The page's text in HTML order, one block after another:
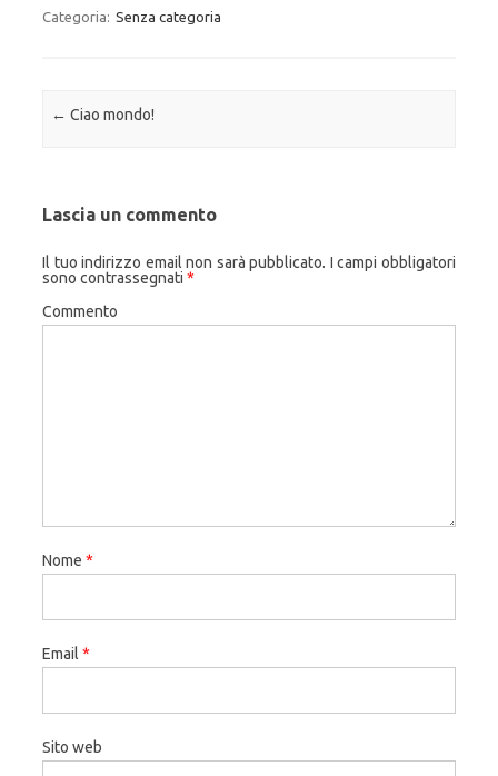
Categoria: Senza categoria
Navigazione articolo
← Ciao mondo!
Lascia un commento
Il tuo indirizzo email non sarà pubblicato. I campi obbligatori
sono contrassegnati *
Commento
Nome *
Email *
Sito web